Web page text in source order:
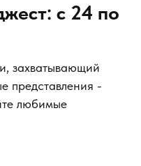
с 24 по
захватывающий
представления -
любимые